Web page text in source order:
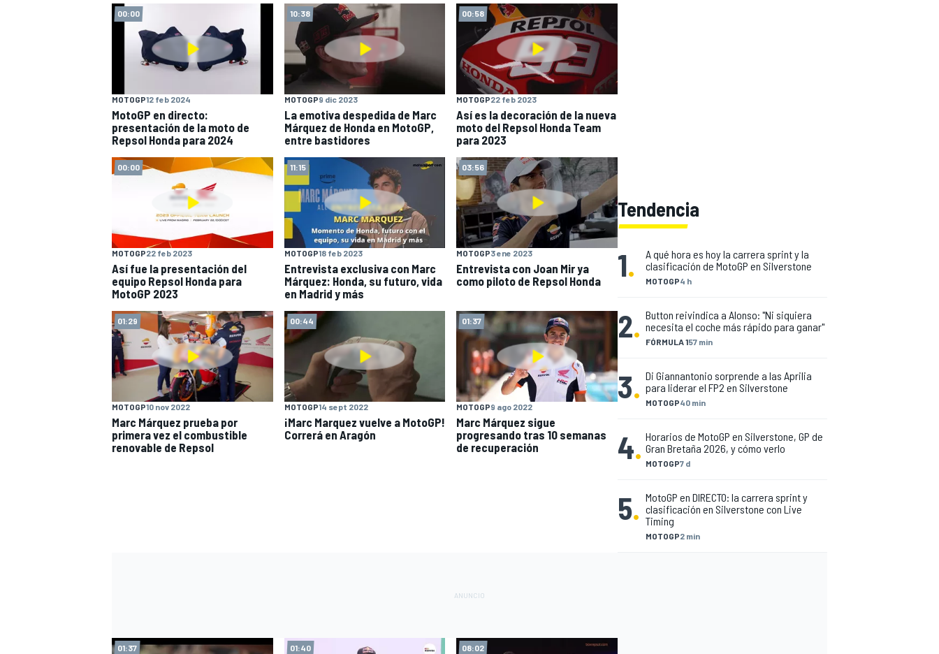
00:00
MOTOGP12 feb 2024
MotoGP en directo:
presentación de la moto de
Repsol Honda para 2024
10:38
MOTOGP9 dic 2023
La emotiva despedida de Marc
Márquez de Honda en MotoGP,
entre bastidores
00:58
MOTOGP22 feb 2023
Así es la decoración de la nueva
moto del Repsol Honda Team
para 2023
00:00
MOTOGP22 feb 2023
Así fue la presentación del
equipo Repsol Honda para
MotoGP 2023
11:15
MOTOGP18 feb 2023
Entrevista exclusiva con Marc
Márquez: Honda, su futuro, vida
en Madrid y más
03:56
MOTOGP3 ene 2023
Entrevista con Joan Mir ya
como piloto de Repsol Honda
01:29
MOTOGP10 nov 2022
Marc Márquez prueba por
primera vez el combustible
renovable de Repsol
00:44
MOTOGP14 sept 2022
¡Marc Marquez vuelve a MotoGP!
Correrá en Aragón
01:37
MOTOGP9 ago 2022
Marc Márquez sigue
progresando tras 10 semanas
de recuperación
Tendencia
1. MOTOGP4 h
A qué hora es hoy la carrera sprint y la
clasificación de MotoGP en Silverstone
2. FÓRMULA 157 min
Button reivindica a Alonso: "Ni siquiera
necesita el coche más rápido para ganar"
3. MOTOGP40 min
Di Giannantonio sorprende a las Aprilia
para liderar el FP2 en Silverstone
4. MOTOGP7 d
Horarios de MotoGP en Silverstone, GP de
Gran Bretaña 2026, y cómo verlo
5.
MOTOGP2 min
MotoGP en DIRECTO: la carrera sprint y
clasificación en Silverstone con Live
Timing
01:37 01:40 08:02